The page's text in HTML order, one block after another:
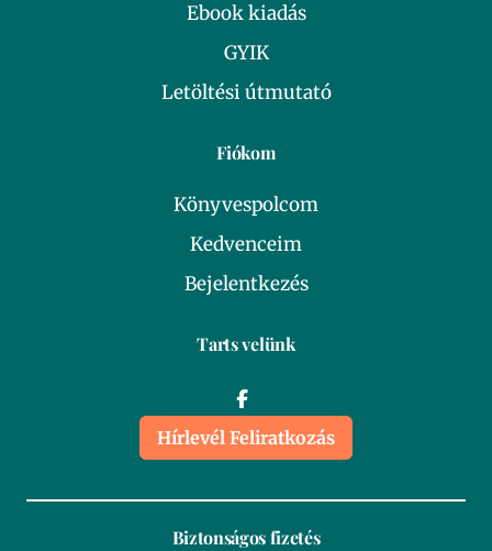
Ebook kiadás
GYIK
Letöltési útmutató
Fiókom
Könyvespolcom
Kedvenceim
Bejelentkezés
Tarts velünk
Hírlevél Feliratkozás
Biztonságos fizetés